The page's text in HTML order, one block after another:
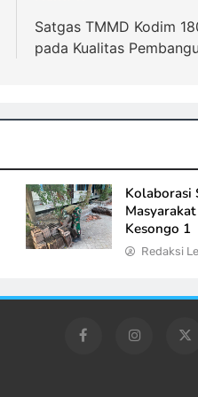
Satgas TMMD Kodim
pada Kualitas
Kolaborasi
Kesongo 1
Redaksi